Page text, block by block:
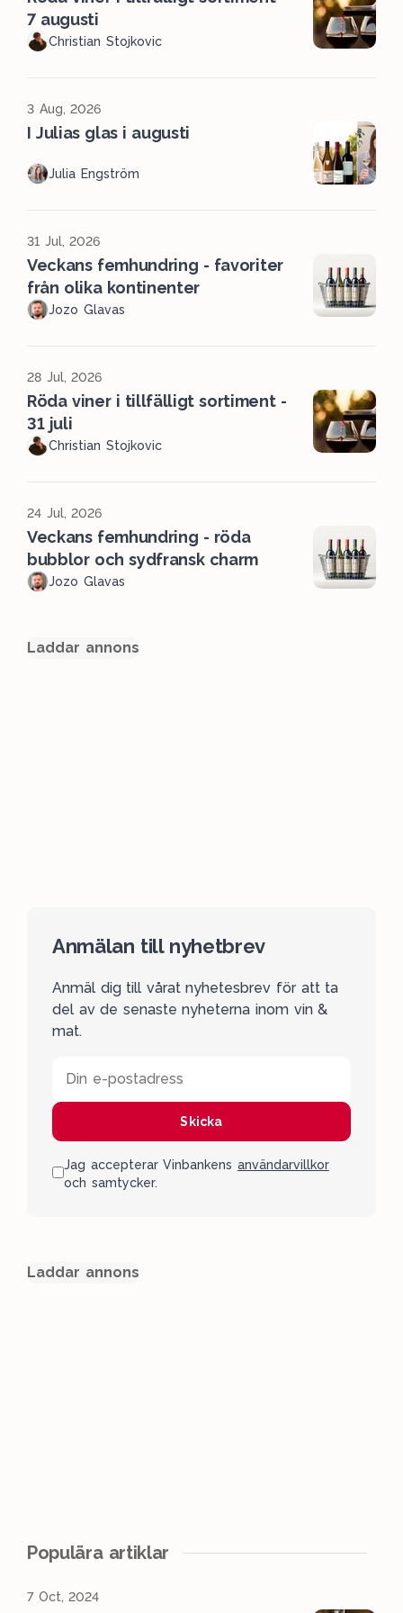
7 augusti
Christian Stojkovic
3 Aug, 2026
I Julias glas i augusti
Julia Engström
31 Jul, 2026
Veckans femhundring - favoriter
från olika kontinenter
Jozo Glavas
28 Jul, 2026
Röda viner i tillfälligt sortiment -
31 juli
Christian Stojkovic
24 Jul, 2026
Veckans femhundring - röda
bubblor och sydfransk charm
Jozo Glavas
Laddar annons
Anmälan till nyhetbrev
Anmäl dig till vårat nyhetesbrev för att ta
del av de senaste nyheterna inom vin &
mat.
Din e-postadress
Skicka
Jag accepterar Vinbankens användarvillkor
och samtycker.
Laddar annons
Populära artiklar
7 Oct, 2024